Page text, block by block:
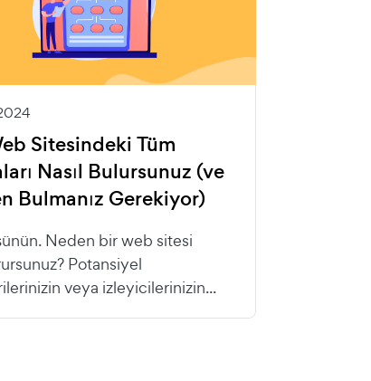
Sitesindeki Tüm
Nasıl Bulursunuz (ve
Bulmanız Gerekiyor)
Neden bir web sitesi
Potansiyel
veya izleyicilerinizin...